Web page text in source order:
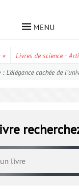
MENU
» Livres de science -
: L’élégance cachée de